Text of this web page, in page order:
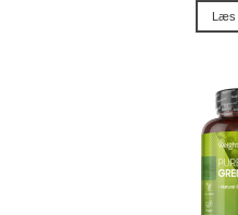
Læs